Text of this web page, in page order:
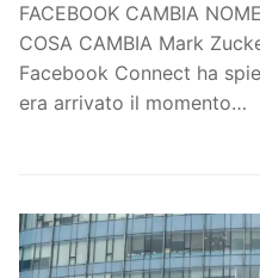
FACEBOOK CAMBIA
COSA CAMBIA Mark
Facebook Connect ha
era arrivato il momento…